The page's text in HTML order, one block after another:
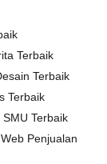
Terbaik
Terbaik
Terbaik
Terbaik
Penjualan